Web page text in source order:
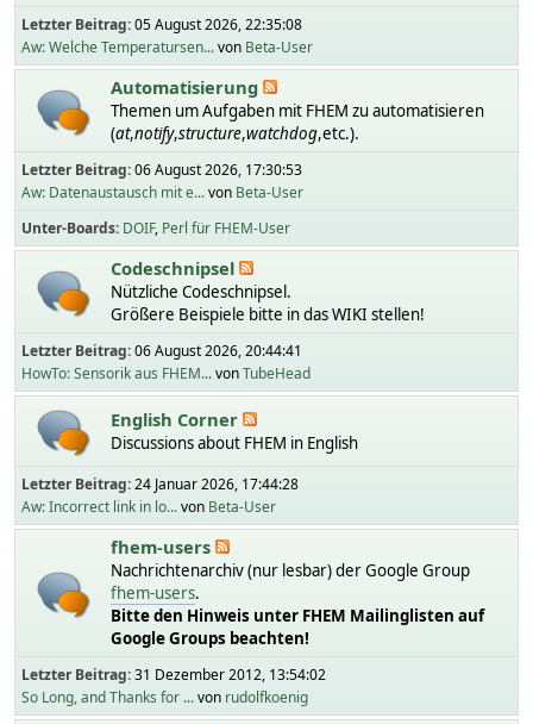
Letzter Beitrag:05 August 2026, 22:35:08
Aw: Welche Temperatursen...von Beta-User
Automatisierung
Themen um Aufgaben mit FHEM zu automatisieren
(at,notify,structure,watchdog,etc.).
Letzter Beitrag:06 August 2026, 17:30:53
Aw: Datenaustausch mit e...von Beta-User
Unter-Boards DOIF Perl für FHEM-User
Codeschnipsel
Nützliche Codeschnipsel.
Größere Beispiele bitte in das WIKI stellen!
Letzter Beitrag:06 August 2026, 20:44:41
HowTo: Sensorik aus FHEM...vonTubeHead
English Corner
Discussions about FHEM in English
Letzter Beitrag:24 Januar 2026, 17:44:28
Aw: Incorrect link in lo...von Beta-User
fhem-users
Nachrichtenarchiv (nur lesbar) der Google Group
fhem-users.
Bitte den Hinweis unter FHEM Mailinglisten auf
Google Groups beachten!
Letzter Beitrag:31 Dezember 2012, 13:54:02
So Long, and Thanks for ...von rudolfkoenig